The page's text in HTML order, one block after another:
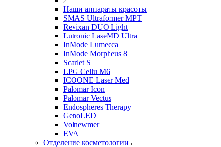
Наши аппараты красоты
SMAS Ultraformer MPT
Revixan DUO Light
Lutronic LaseMD Ultra
InMode Lumecca
InMode Morpheus 8
Scarlet S
LPG Cellu M6
ICOONE Laser Med
Palomar Icon
Palomar Vectus
Endospheres Therapy
GenoLED
Volnewmer
EVA
Отделение косметологии